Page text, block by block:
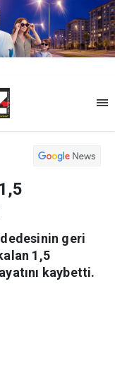
geri
1,5
kaybetti.